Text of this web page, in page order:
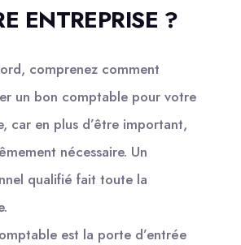
ENTREPRISE ?
comprenez comment
un bon comptable pour votre
car en plus d’être important,
nécessaire. Un
qualifié fait toute la
est la porte d’entrée